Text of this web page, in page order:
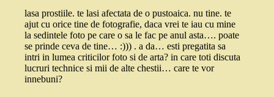
lasa prostiile. te lasi afectata de o pustoaica. nu tine. te
ajut cu orice tine de fotografie, daca vrei te iau cu mine
la sedintele foto pe care o sa le fac pe anul asta…. poate
se prinde ceva de tine… :))) . a da… esti pregatita sa
intri in lumea criticilor foto si de arta? in care toti discuta
lucruri technice si mii de alte chestii… care te vor
innebuni?